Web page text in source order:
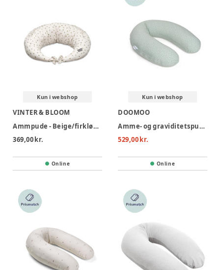
Kun i webshop
VINTER & BLOOM
Ammpude - Beige/firkløver
369,00 kr.
Online
Kun i webshop
DOOMOO
Amme- og graviditetspude - kaki
529,00 kr.
Online